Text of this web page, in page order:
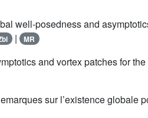
well-posedness and
| MR
and vortex patches for
sur l’existence globale